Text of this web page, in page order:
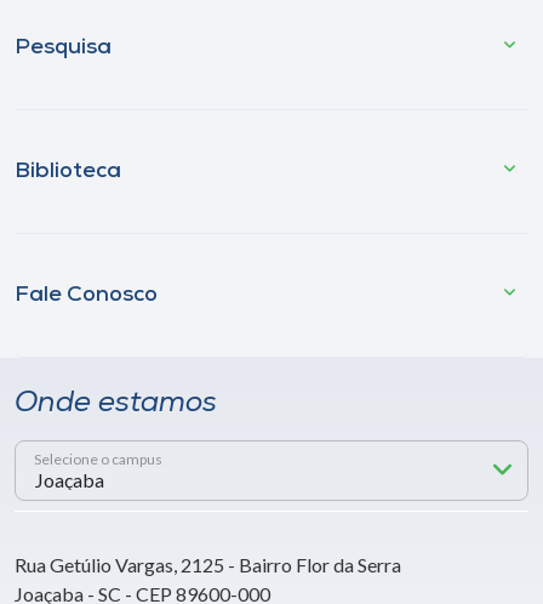
Pesquisa
Biblioteca
Fale Conosco
Onde estamos
Selecione o campus
Rua Getúlio Vargas, 2125 - Bairro Flor da Serra
Joaçaba - SC - CEP 89600-000